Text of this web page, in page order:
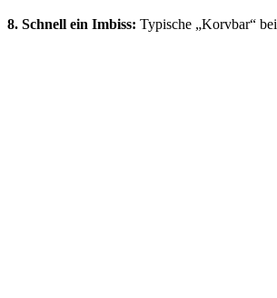
8. Schnell ein Imbiss: Typische „Korvbar“ bei